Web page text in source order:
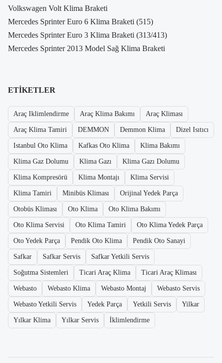
Volkswagen Volt Klima Braketi
Mercedes Sprinter Euro 6 Klima Braketi (515)
Mercedes Sprinter Euro 3 Klima Braketi (313/413)
Mercedes Sprinter 2013 Model Sağ Klima Braketi
ETIKETLER
Araç Iklimlendirme Araç Klima Bakımı Araç Kliması
Araç Klima Tamiri DEMMON Demmon Klima Dizel Isıtıcı
Istanbul Oto Klima Kafkas Oto Klima Klima Bakımı
Klima Gaz Dolumu Klima Gazı Klima Gazı Dolumu
Klima Kompresörü Klima Montajı Klima Servisi
Klima Tamiri Minibüs Kliması Orijinal Yedek Parça
Otobüs Kliması Oto Klima Oto Klima Bakımı
Oto Klima Servisi Oto Klima Tamiri Oto Klima Yedek Parça
Oto Yedek Parça Pendik Oto Klima Pendik Oto Sanayi
Safkar Safkar Servis Safkar Yetkili Servis
Soğutma Sistemleri Ticari Araç Klima Ticari Araç Kliması
Webasto Webasto Klima Webasto Montaj Webasto Servis
Webasto Yetkili Servis Yedek Parça Yetkili Servis Yilkar
Yılkar Klima Yılkar Servis İklimlendirme